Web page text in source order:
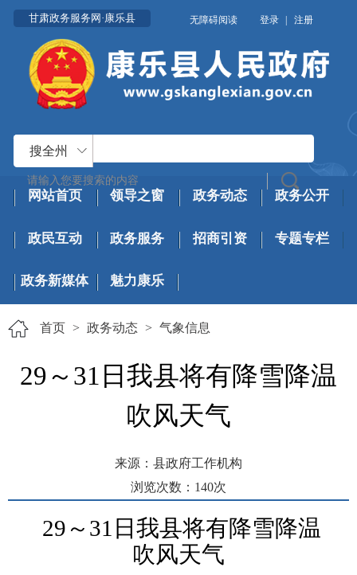
甘肃政务服务网·康乐县 无障碍阅读 登录 | 注册
搜全州
网站首页 领导之窗 政务动态 政务公开
政民互动 政务服务 招商引资 专题专栏
政务新媒体 魅力康乐
首页 > 政务动态 > 气象信息
29～31日我县将有降雪降温
吹风天气
来源：县政府工作机构
浏览次数： 140次
29～31日我县将有降雪降温
吹风天气